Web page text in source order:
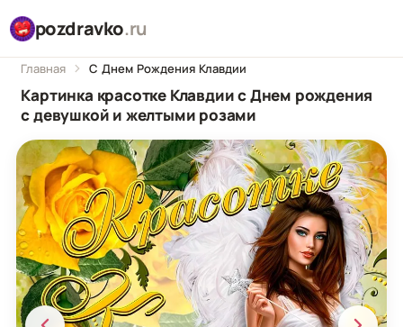
pozdravko.ru
Главная С Днем Рождения Клавдии
Картинка красотке Клавдии с Днем рождения
с девушкой и желтыми розами